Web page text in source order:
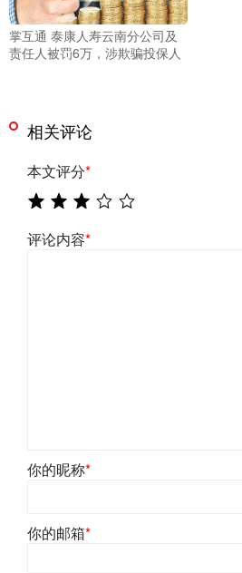
掌互通 泰康人寿云南分公司及
责任人被罚6万，涉欺骗投保人
相关评论
本文评分*
评论内容*
你的昵称*
你的邮箱*